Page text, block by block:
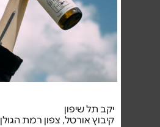
יקב תל שיפון
קיבוץ אורטל, צפון רמת הגולן